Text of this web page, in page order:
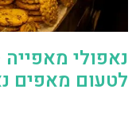
נאפולי
לטעום מאפים